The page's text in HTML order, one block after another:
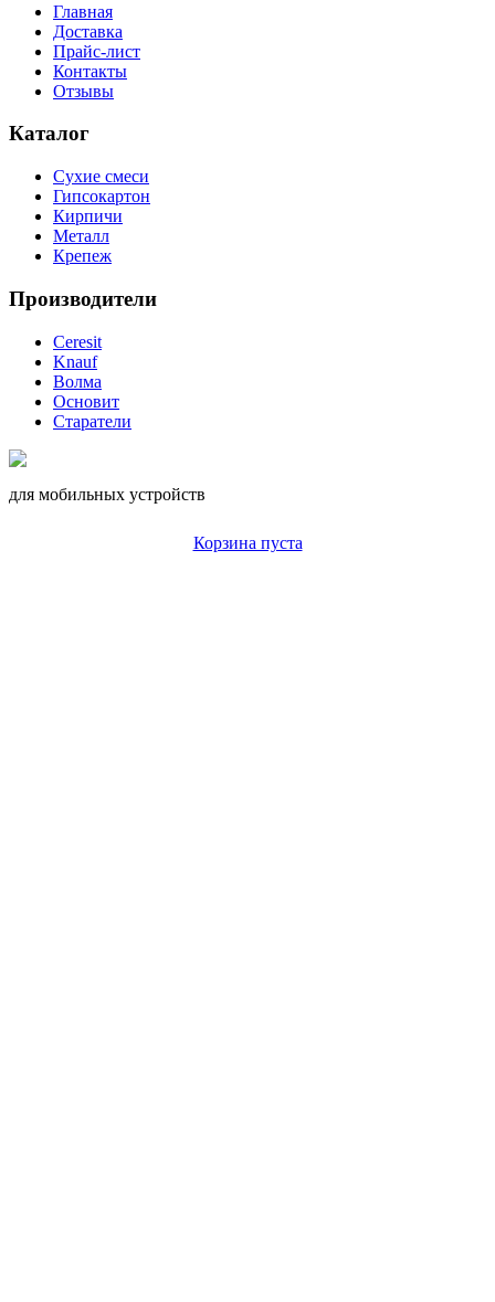
Главная
Доставка
Прайс-лист
Контакты
Отзывы
Каталог
Сухие смеси
Гипсокартон
Кирпичи
Металл
Крепеж
Производители
Ceresit
Knauf
Волма
Основит
Старатели
для мобильных устройств
Корзина пуста